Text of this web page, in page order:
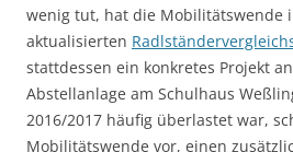
wenig tut, hat die Mobilitätswende
aktualisierten
stattdessen ein konkretes Projekt
Abstellanlage am Schulhaus
2016/2017 häufig überlastet war,
Mobilitätswende vor, einen